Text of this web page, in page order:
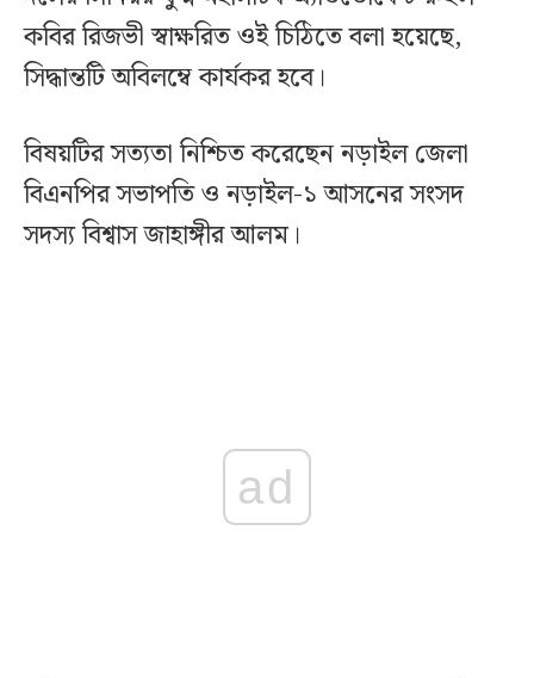
কবির রিজভী স্বাক্ষরিত ওই চিঠিতে বলা হয়েছে,
সিদ্ধান্তটি অবিলম্বে কার্যকর হবে।
বিষয়টির সত্যতা নিশ্চিত করেছেন নড়াইল জেলা
বিএনপির সভাপতি ও নড়াইল-১ আসনের সংসদ
সদস্য বিশ্বাস জাহাঙ্গীর আলম।
ad